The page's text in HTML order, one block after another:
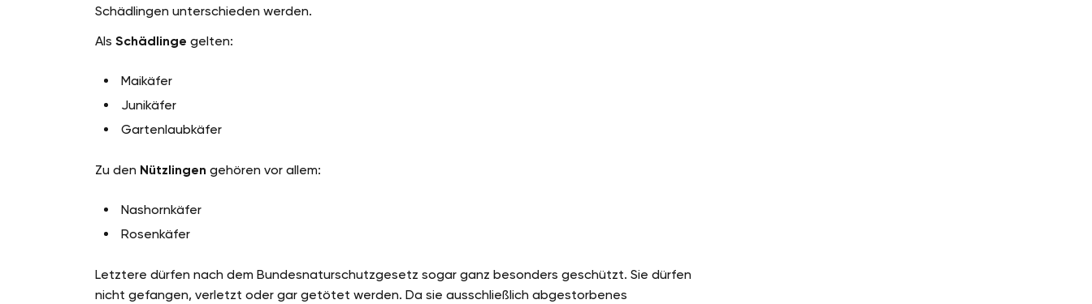
Schädlingen unterschieden werden.
Als Schädlinge gelten:
Maikäfer
Junikäfer
Gartenlaubkäfer
Zu den Nützlingen gehören vor allem:
Nashornkäfer
Rosenkäfer
Letztere dürfen nach dem Bundesnaturschutzgesetz sogar ganz besonders geschützt. Sie dürfen
nicht gefangen, verletzt oder gar getötet werden. Da sie ausschließlich abgestorbenes